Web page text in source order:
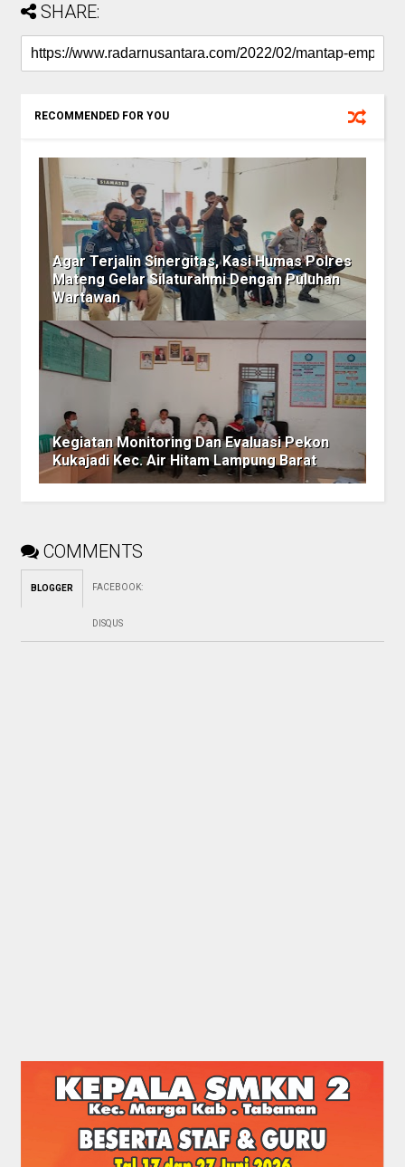
SHARE:
RECOMMENDED FOR YOU
Agar Terjalin Sinergitas, Kasi Humas Polres
Mateng Gelar Silaturahmi Dengan Puluhan
Wartawan
Kegiatan Monitoring Dan Evaluasi Pekon
Kukajadi Kec. Air Hitam Lampung Barat
COMMENTS
BLOGGER FACEBOOK:
DISQUS